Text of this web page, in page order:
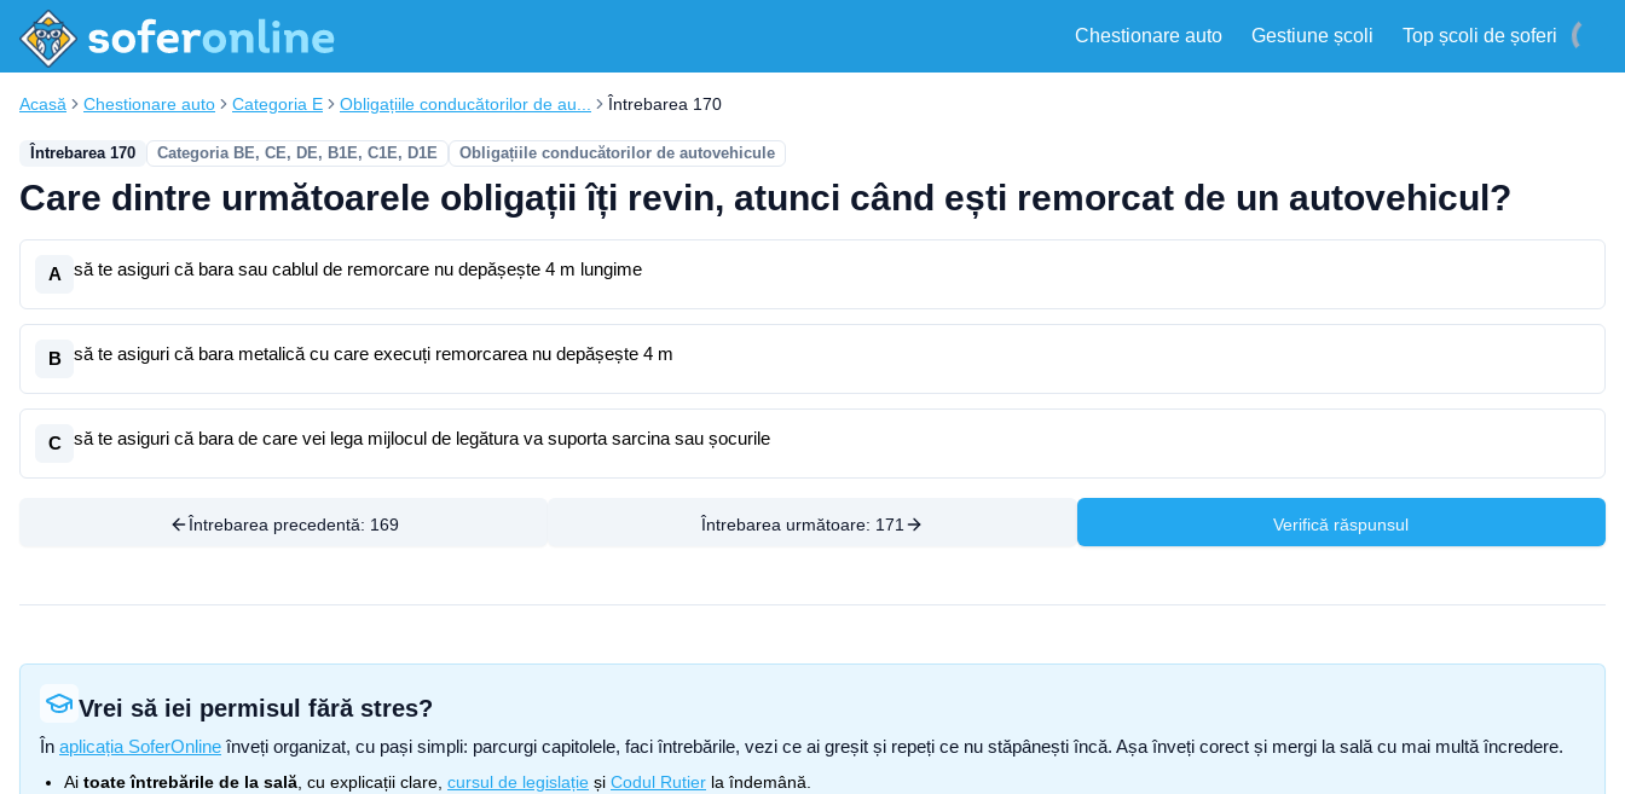
Chestionare auto Gestiune școli Top școli de șoferi
Acasă Chestionare auto Categoria E Obligațiile conducătorilor de au... Întrebarea 170
Întrebarea 170 Categoria BE, CE, DE, B1E, C1E, D1E Obligațiile conducătorilor de autovehicule
Care dintre următoarele obligații îți revin, atunci când ești remorcat de un autovehicul?
A să te asiguri că bara sau cablul de remorcare nu depășește 4 m lungime
B să te asiguri că bara metalică cu care execuți remorcarea nu depășește 4 m
C să te asiguri că bara de care vei lega mijlocul de legătura va suporta sarcina sau șocurile
Întrebarea precedentă: 169 Întrebarea următoare: 171 Verifică răspunsul
Vrei să iei permisul fără stres?
În aplicația SoferOnline înveți organizat, cu pași simpli: parcurgi capitolele, faci întrebările, vezi ce ai greșit și repeți ce nu stăpânești încă. Așa înveți corect și mergi la sală cu mai multă încredere.
Ai toate întrebările de la sală , cu explicații clare, cursul de legislație și Codul Rutier la îndemână.